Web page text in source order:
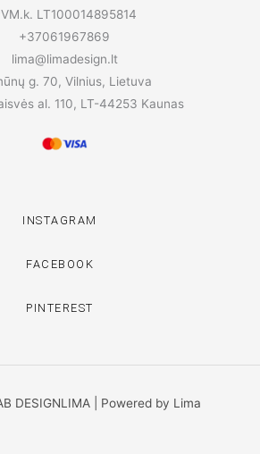
LT100014895814
+37061967869
lima@limadesign.lt
g. 70, Vilnius, Lietuva
al. 110, LT-44253 Kaunas
INSTAGRAM
FACEBOOK
PINTEREST
DESIGNLIMA | Powered by Lima